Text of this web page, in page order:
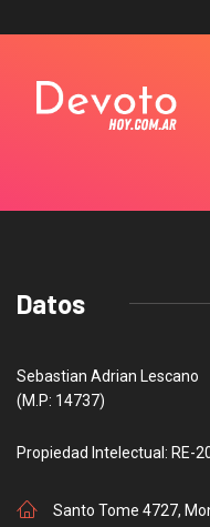
Datos
Sebastian Adrian Lescano
(M.P: 14737)
Propiedad Intelectual: RE-
Santo Tome 4727,